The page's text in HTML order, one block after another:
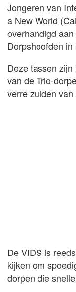
Jongeren van
a New World
overhandigd
Dorpshoofden
Deze tassen
van de Trio-
verre zuiden van
De VIDS is
kijken om
dorpen die